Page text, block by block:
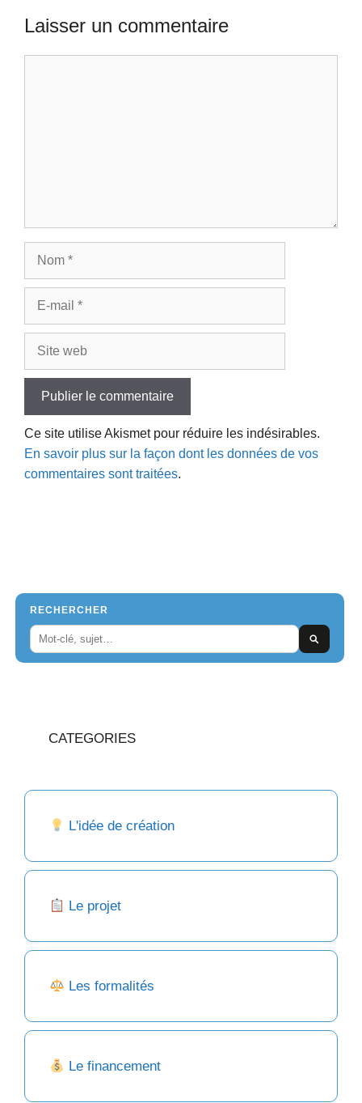
Laisser un commentaire
Ce site utilise Akismet pour réduire les indésirables.
En savoir plus sur la façon dont les données de vos
commentaires sont traitées.
RECHERCHER
CATEGORIES
L'idée de création
Le projet
Les formalités
Le financement